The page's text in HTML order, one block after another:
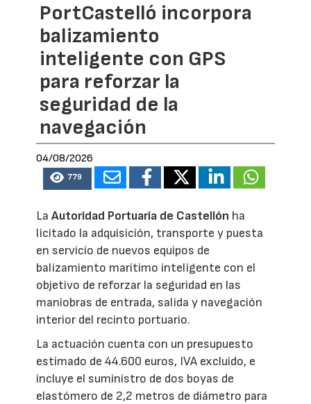
PortCastelló incorpora
balizamiento
inteligente con GPS
para reforzar la
seguridad de la
navegación
04/08/2026
779
LaAutoridad Portuaria de Castellón ha
licitado la adquisición, transporte y puesta
en servicio de nuevos equipos de
balizamiento marítimo inteligente con el
objetivo de reforzar la seguridad en las
maniobras de entrada, salida y navegación
interior del recinto portuario.
La actuación cuenta con un presupuesto
estimado de 44.600 euros, IVA excluido, e
incluye el suministro de dos boyas de
elastómero de 2,2 metros de diámetro para